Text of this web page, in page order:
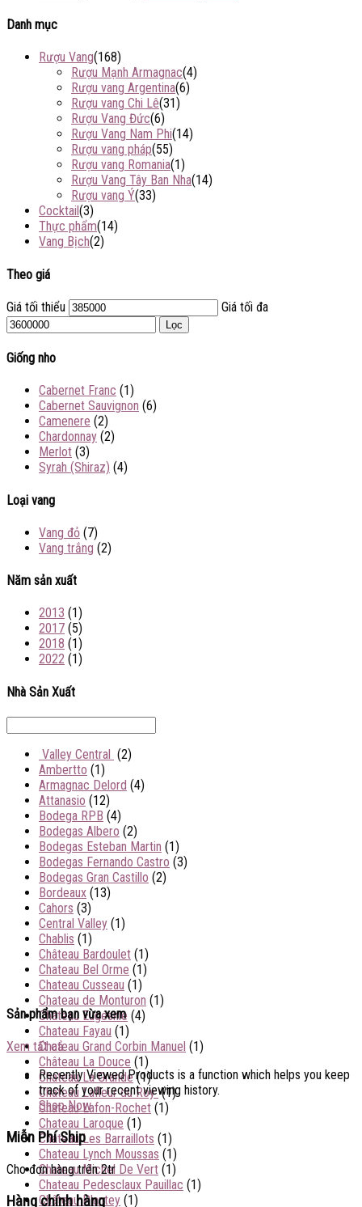
Danh mục
Rượu Vang(168)
Rượu Mạnh Armagnac(4)
Rượu vang Argentina(6)
Rượu vang Chi Lê(31)
Rượu Vang Đức(6)
Rượu Vang Nam Phi(14)
Rượu vang pháp(55)
Rượu vang Romania(1)
Rượu Vang Tây Ban Nha(14)
Rượu vang Ý(33)
Cocktail (3)
Thực phẩm(14)
Vang Bịch(2)
Theo giá
Giá tối thiểu Giá tối đa
Lọc
Giống nho
Cabernet Franc (1)
Cabernet Sauvignon (6)
Camenere (2)
Chardonnay (2)
Merlot (3)
Syrah (Shiraz) (4)
Loại vang
Vang đỏ (7)
Vang trắng (2)
Năm sản xuất
2013 (1)
2017 (5)
2018 (1)
2022 (1)
Nhà Sản Xuất
Valley Central (2)
Ambertto (1)
Armagnac Delord (4)
Attanasio (12)
Bodega RPB (4)
Bodegas Albero (2)
Bodegas Esteban Martin (1)
Bodegas Fernando Castro (3)
Bodegas Gran Castillo (2)
Bordeaux (13)
Cahors (3)
Central Valley (1)
Chablis (1)
Château Bardoulet (1)
Chateau Bel Orme (1)
Chateau Cusseau (1)
Chateau de Monturon (1)
Château Eugésnie (4)
Chateau Fayau (1)
Chateau Grand Corbin Manuel (1)
Château La Douce (1)
Chateau La Grande (1)
Château Lafleur du Roy (1)
Château Lafon-Rochet (1)
Chateau Laroque (1)
Chateau Les Barraillots (1)
Chateau Lynch Moussas (1)
Chateau Michel De Vert (1)
Chateau Pedesclaux Pauillac (1)
Château Plantey (1)
Sản phẩm bạn vừa xem
Xem tất cả
Recently Viewed Products is a function which helps you keep
track of your recent viewing history.
Shop Now
Miễn Phí Ship
Cho đơn hàng trên 2tr
Hàng chính hàng